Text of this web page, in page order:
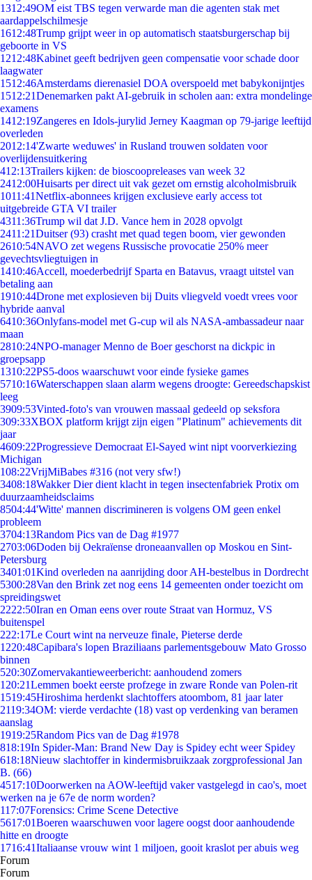
1312:49OM eist TBS tegen verwarde man die agenten stak met
aardappelschilmesje
1612:48Trump grijpt weer in op automatisch staatsburgerschap bij
geboorte in VS
1212:48Kabinet geeft bedrijven geen compensatie voor schade door
laagwater
1512:46Amsterdams dierenasiel DOA overspoeld met babykonijntjes
1512:21Denemarken pakt AI-gebruik in scholen aan: extra mondelinge
examens
1412:19Zangeres en Idols-jurylid Jerney Kaagman op 79-jarige leeftijd
overleden
2012:14'Zwarte weduwes' in Rusland trouwen soldaten voor
overlijdensuitkering
412:13Trailers kijken: de bioscoopreleases van week 32
2412:00Huisarts per direct uit vak gezet om ernstig alcoholmisbruik
1011:41Netflix-abonnees krijgen exclusieve early access tot
uitgebreide GTA VI trailer
4311:36Trump wil dat J.D. Vance hem in 2028 opvolgt
2411:21Duitser (93) crasht met quad tegen boom, vier gewonden
2610:54NAVO zet wegens Russische provocatie 250% meer
gevechtsvliegtuigen in
1410:46Accell, moederbedrijf Sparta en Batavus, vraagt uitstel van
betaling aan
1910:44Drone met explosieven bij Duits vliegveld voedt vrees voor
hybride aanval
6410:36Onlyfans-model met G-cup wil als NASA-ambassadeur naar
maan
2810:24NPO-manager Menno de Boer geschorst na dickpic in
groepsapp
1310:22PS5-doos waarschuwt voor einde fysieke games
5710:16Waterschappen slaan alarm wegens droogte: Gereedschapskist
leeg
3909:53Vinted-foto's van vrouwen massaal gedeeld op seksfora
309:33XBOX platform krijgt zijn eigen "Platinum" achievements dit
jaar
4609:22Progressieve Democraat El-Sayed wint nipt voorverkiezing
Michigan
108:22VrijMiBabes #316 (not very sfw!)
3408:18Wakker Dier dient klacht in tegen insectenfabriek Protix om
duurzaamheidsclaims
8504:44'Witte' mannen discrimineren is volgens OM geen enkel
probleem
3704:13Random Pics van de Dag #1977
2703:06Doden bij Oekraïense droneaanvallen op Moskou en Sint-
Petersburg
3401:01Kind overleden na aanrijding door AH-bestelbus in Dordrecht
5300:28Van den Brink zet nog eens 14 gemeenten onder toezicht om
spreidingswet
2222:50Iran en Oman eens over route Straat van Hormuz, VS
buitenspel
222:17Le Court wint na nerveuze finale, Pieterse derde
1220:48Capibara's lopen Braziliaans parlementsgebouw Mato Grosso
binnen
520:30Zomervakantieweerbericht: aanhoudend zomers
1 20:21Lemmen boekt eerste profzege in zware Ronde van Polen-rit
1519:45Hiroshima herdenkt slachtoffers atoombom, 81 jaar later
2119:34OM: vierde verdachte (18) vast op verdenking van beramen
aanslag
1919:25Random Pics van de Dag #1978
818:19In Spider-Man: Brand New Day is Spidey echt weer Spidey
618:18Nieuw slachtoffer in kindermisbruikzaak zorgprofessional Jan
B. (66)
4517:10Doorwerken na AOW-leeftijd vaker vastgelegd in cao's, moet
werken na je 67e de norm worden?
117:07Forensics: Crime Scene Detective
5617:01Boeren waarschuwen voor lagere oogst door aanhoudende
hitte en droogte
1716:41Italiaanse vrouw wint 1 miljoen, gooit kraslot per abuis weg
Forum
Forum